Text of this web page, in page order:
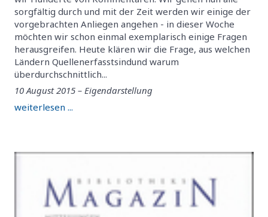
sorgfältig durch und mit der Zeit werden wir einige der
vorgebrachten Anliegen angehen - in dieser Woche
möchten wir schon einmal exemplarisch einige Fragen
herausgreifen. Heute klären wir die Frage, aus welchen
Ländern Quellenerfasstsindund warum
überdurchschnittlich...
10 August 2015 – Eigendarstellung
weiterlesen ...